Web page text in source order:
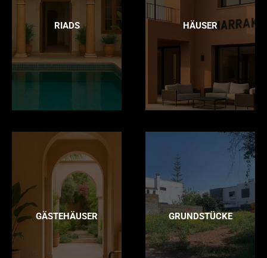
RIADS HÄUSER
GÄSTEHÄUSER GRUNDSTÜCKE